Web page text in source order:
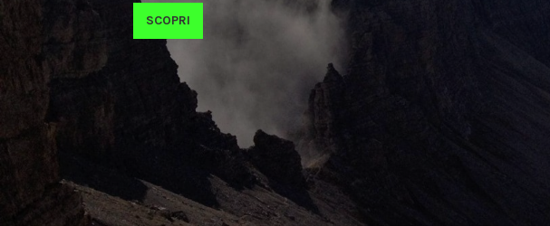
SCOPRI